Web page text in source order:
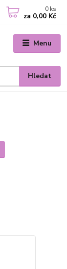
Menu
Hledat
0 ks
za 0,00 Kč